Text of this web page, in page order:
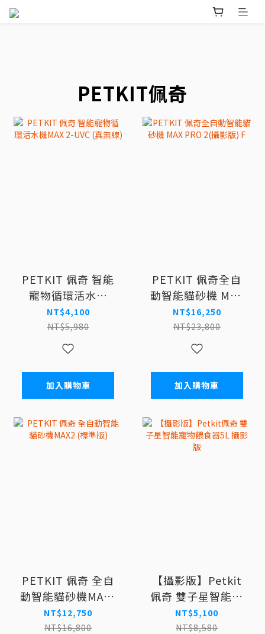
PETKIT佩奇
PETKIT 佩奇 智能
寵物循環活水機
MAX 2-UVC (真無
線)
NT$4,100
NT$5,980
加入購物車
PETKIT 佩奇全自
動智能貓砂機 MAX
PRO 2(攝影版) F
NT$16,250
NT$23,800
加入購物車
PETKIT 佩奇 全自
動智能貓砂機MAX2
(標準版)
NT$12,750
NT$16,800
【攝影版】Petkit
佩奇 雙子星智能寵
物餵食器5L 攝影版
NT$5,100
NT$8,580